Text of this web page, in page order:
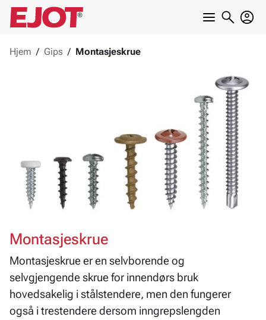
Hjem / Gips / Montasjeskrue
Montasjeskrue
Montasjeskrue er en selvborende og
selvgjengende skrue for innendørs bruk
hovedsakelig i stålstendere, men den fungerer
også i trestendere dersom inngrepslengden